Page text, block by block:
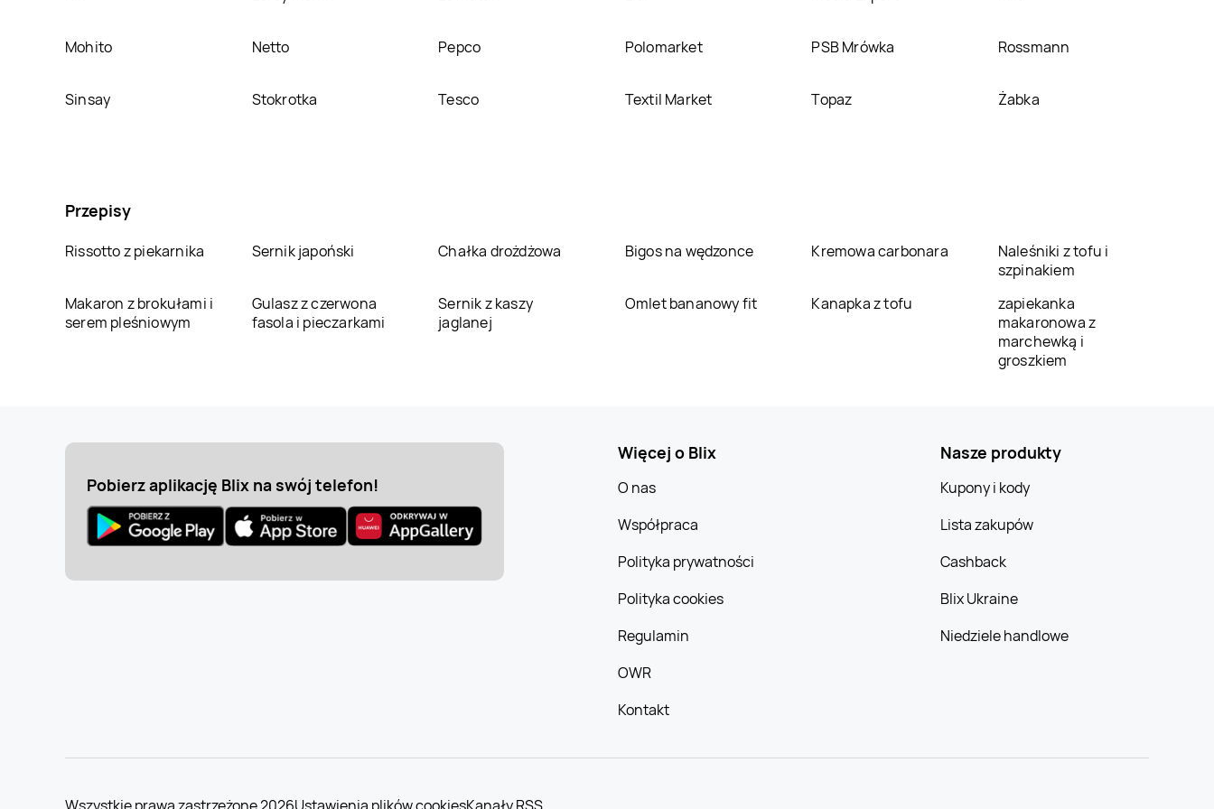
Mohito Netto Pepco Polomarket PSB Mrówka Rossmann
Sinsay Stokrotka Tesco Textil Market Topaz Żabka
Przepisy
Rissotto z piekarnika Sernik japoński Chałka drożdżowa Bigos na wędzonce Kremowa carbonara
Naleśniki z tofu i
szpinakiem
Makaron z brokułami i
serem pleśniowym
Gulasz z czerwona
fasola i pieczarkami
Sernik z kaszy
jaglanej
Omlet bananowy fit Kanapka z tofu
zapiekanka
makaronowa z
marchewką i
groszkiem
Pobierz aplikację Blix na swój telefon!
Więcej o Blix
O nas
Współpraca
Polityka prywatności
Polityka cookies
Regulamin
OWR
Kontakt
Nasze produkty
Kupony i kody
Lista zakupów
Cashback
Blix Ukraine
Niedziele handlowe